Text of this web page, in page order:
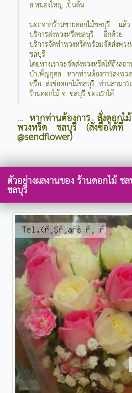
อ.หนองใหญ่ เป็นต้น
นอกจากร้านขายดอกไม้ชลบุรี แล้
บริการส่งพวงหรีดชลบุรี อีกด้วย
บริการจัดทำพวงหรีดพร้อมจัดส่งพวง
ชลบุรี
โดยทางเราจะจัดส่งพวงหรีดให้ถึงสถ
บำเพ็ญกุศล หากท่านต้องการส่งพว
หรือ ส่งช่อดอกไม้ชลบุรี ท่านสามาร
ร้านดอกไม้ จ. ชลบุรี ของเราได้
... หากท่านต้องการ สั่งดอก
พวงหรีด ชลบุรี (สั่งซื้อได้
@sendflower)
ตัวอย่างผลงานของ ร้านดอกไม้ ช
ชลบุรี